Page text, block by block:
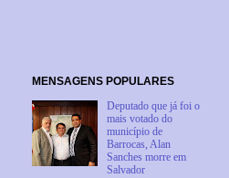
MENSAGENS POPULARES
Deputado que já foi o
mais votado do
município de
Barrocas, Alan
Sanches morre em
Salvador